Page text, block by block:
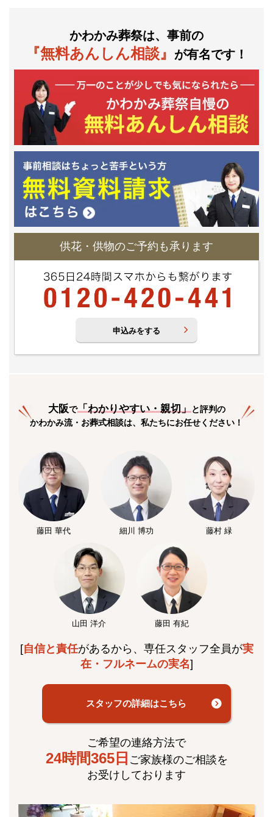
かわかみ葬祭は、事前の
『無料あんしん相談』 が有名です！
供花・供物のご予約も承ります
申込みをする
大阪で「わかりやすい・親切」と評判の
かわかみ流・お葬式相談は、私たちにお任せください！
藤田 華代 細川 博功 藤村 緑
山田 洋介 藤田 有紀
[自信と責任があるから、専任スタッフ全員が実
在・フルネームの実名]
スタッフの詳細はこちら
ご希望の連絡方法で
24時間365日 ご家族様のご相談を
お受けしております